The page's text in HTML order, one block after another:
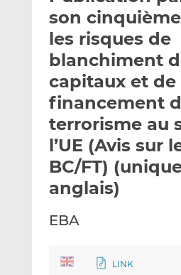
e
r
p
a
r
m
a
i
g
e
r
s
u
L
i
n
e
g
e
r
s
u
F
a
c
b
son
les risques de
blanchiment
capitaux et de
financement
terrorisme au
l’UE (Avis sur
BC/FT)
anglais)
EBA
LINK